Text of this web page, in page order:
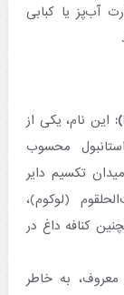
آب‌پز یا کبابی
این نام، یکی از
محسوب
تکسیم دایر
(لوکوم)،
کنافه داغ در
معروف، به خاطر